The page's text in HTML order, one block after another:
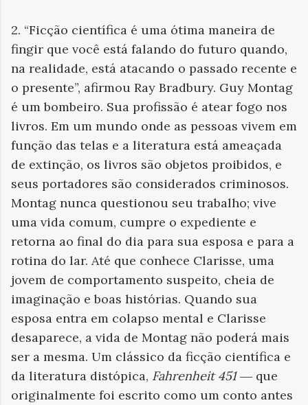
2. “Ficção científica é uma ótima maneira de
fingir que você está falando do futuro quando,
na realidade, está atacando o passado recente e
o presente”, afirmou Ray Bradbury. Guy Montag
é um bombeiro. Sua profissão é atear fogo nos
livros. Em um mundo onde as pessoas vivem em
função das telas e a literatura está ameaçada
de extinção, os livros são objetos proibidos, e
seus portadores são considerados criminosos.
Montag nunca questionou seu trabalho; vive
uma vida comum, cumpre o expediente e
retorna ao final do dia para sua esposa e para a
rotina do lar. Até que conhece Clarisse, uma
jovem de comportamento suspeito, cheia de
imaginação e boas histórias. Quando sua
esposa entra em colapso mental e Clarisse
desaparece, a vida de Montag não poderá mais
ser a mesma. Um clássico da ficção científica e
da literatura distópica, Fahrenheit 451― que
originalmente foi escrito como um conto antes